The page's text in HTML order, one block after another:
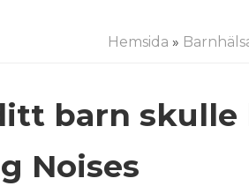
Hemsida »
barn skulle
Noises